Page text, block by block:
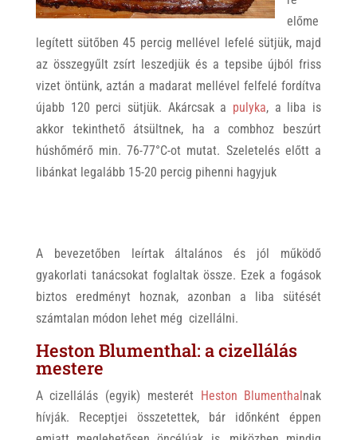
előme
legített sütőben 45 percig mellével lefelé sütjük, majd
az összegyűlt zsírt leszedjük és a tepsibe újból friss
vizet öntünk, aztán a madarat mellével felfelé fordítva
újabb 120 perci sütjük. Akárcsak a pulyka, a liba is
akkor tekinthető átsültnek, ha a combhoz beszúrt
húshőmérő min. 76-77°C-ot mutat. Szeletelés előtt a
libánkat legalább 15-20 percig pihenni hagyjuk
A bevezetőben leírtak általános és jól működő
gyakorlati tanácsokat foglaltak össze. Ezek a fogások
biztos eredményt hoznak, azonban a liba sütését
számtalan módon lehet még cizellálni.
Heston Blumenthal: a cizellálás
mestere
A cizellálás (egyik) mesterét Heston Blumenthalnak
hívják. Receptjei összetettek, bár időnként éppen